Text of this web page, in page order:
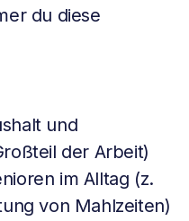
du diese
und
der Arbeit)
im Alltag (z.
von Mahlzeiten)